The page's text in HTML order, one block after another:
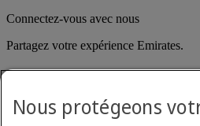
Connectez-vous avec nous
Partagez votre expérience Emirates.
Nous protégeons